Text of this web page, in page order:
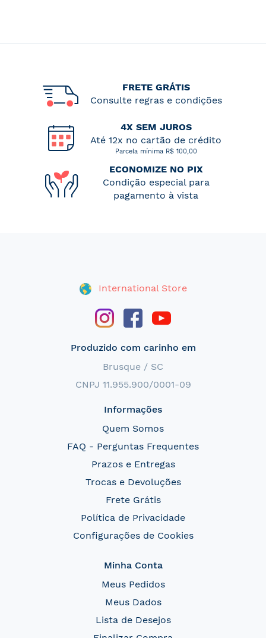
FRETE GRÁTIS
Consulte regras e condições
4X SEM JUROS
Até 12x no cartão de crédito
Parcela mínima R$ 100,00
ECONOMIZE NO PIX
Condição especial para
pagamento à vista
International Store
Produzido com carinho em
Brusque / SC
CNPJ 11.955.900/0001-09
Informações
Quem Somos
FAQ - Perguntas Frequentes
Prazos e Entregas
Trocas e Devoluções
Frete Grátis
Política de Privacidade
Configurações de Cookies
Minha Conta
Meus Pedidos
Meus Dados
Lista de Desejos